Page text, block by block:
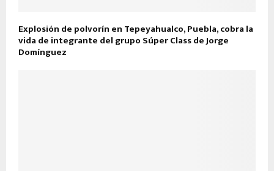
Explosión de polvorín en Tepeyahualco, Puebla, cobra la
vida de integrante del grupo Súper Class de Jorge
Domínguez